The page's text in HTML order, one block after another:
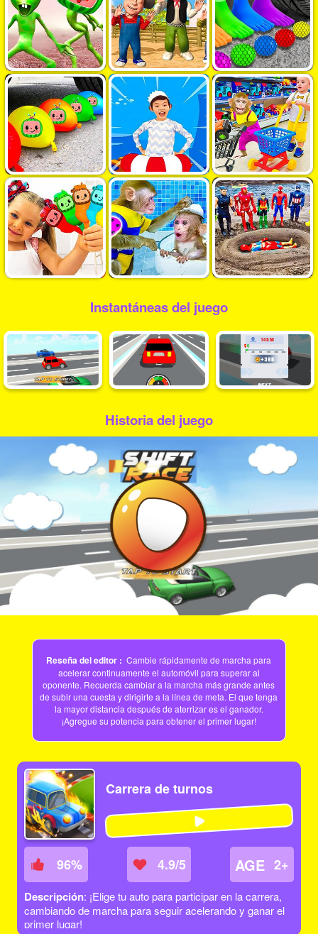
Instantáneas del juego
Historia del juego
Play
Video
Reseña del editor :Cambie rápidamente de marcha para
acelerar continuamente el automóvil para superar al
oponente. Recuerda cambiar a la marcha más grande antes
de subir una cuesta y dirigirte a la línea de meta. El que tenga
la mayor distancia después de aterrizar es el ganador.
¡Agregue su potencia para obtener el primer lugar!
Carrera de turnos
96% 4.9/5 AGE 2+
Descripción: ¡Elige tu auto para participar en la carrera,
cambiando de marcha para seguir acelerando y ganar el
primer lugar!